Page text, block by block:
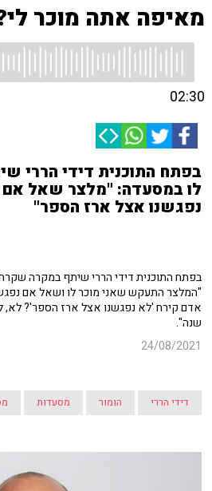
מאיפה אתה מוכר
02:30
בפתח התוכנית דידי הררי
לו במסעדה: "מלצר שאל אם
נפגשנו אצל ארז הספר"
בפתח התוכנית דידי הררי שיתף במקרה
"המלצר התעקש שאני מוכר לו ושאל אם
שנה".
24/08/2021
דידי הררי הומור מסעדות